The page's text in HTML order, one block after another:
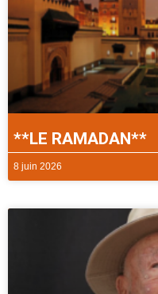
**LE RAMADAN**
8 juin 2026